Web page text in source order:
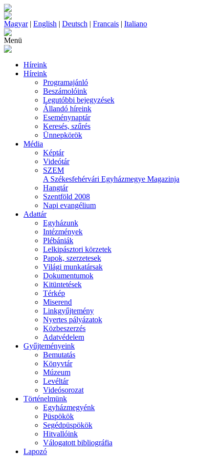
Magyar| English | Deutsch | Francais | Italiano
Menü
Híreink
Híreink
Programajánló
Beszámolóink
Legutóbbi bejegyzések
Állandó híreink
Eseménynaptár
Keresés, szűrés
Ünnepkörök
Média
Képtár
Videótár
SZEM
A Székesfehérvári Egyházmegye Magazinja
Hangtár
Szentföld 2008
Napi evangélium
Adattár
Egyházunk
Intézmények
Plébániák
Lelkipásztori körzetek
Papok, szerzetesek
Világi munkatársak
Dokumentumok
Kitüntetések
Térkép
Miserend
Linkgyűjtemény
Nyertes pályázatok
Közbeszerzés
Adatvédelem
Gyűjteményeink
Bemutatás
Könyvtár
Múzeum
Levéltár
Videósorozat
Történelmünk
Egyházmegyénk
Püspökök
Segédpüspökök
Hitvallóink
Válogatott bibliográfia
Lapozó